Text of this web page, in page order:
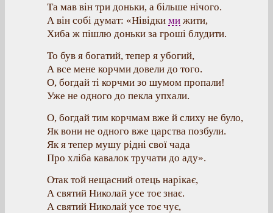
Та мав він три доньки, а більше нічого.
А він собі думат: «Нівідки ми жити,
Хиба ж пішлю доньки за гроші блудити.
То був я богатий, тепер я убогий,
А все мене корчми довели до того.
О, богдай ті корчми зо шумом пропали!
Уже не одного до пекла упхали.
О, богдай тим корчмам вже й слиху не було,
Як вони не одного вже царства позбули.
Як я тепер мушу рідні свої чада
Про хліба кавалок тручати до аду».
Отак той нещасний отець нарікає,
А святий Николай усе тоє знає.
А святий Николай усе тоє чує,